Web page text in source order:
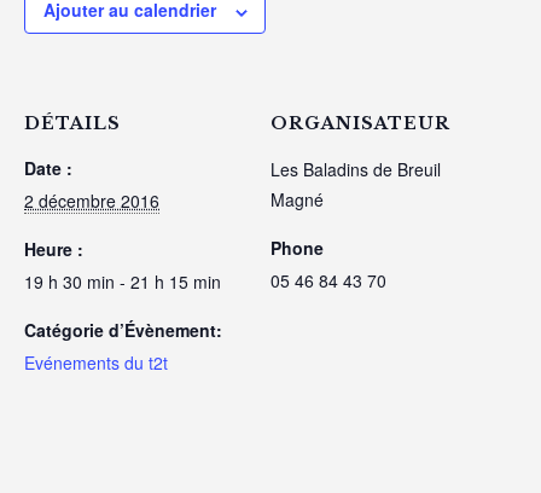
Ajouter au calendrier
DÉTAILS
Date :
2 décembre 2016
Heure :
19 h 30 min - 21 h 15 min
Catégorie d’Évènement:
Evénements du t2t
ORGANISATEUR
Les Baladins de Breuil
Magné
Phone
05 46 84 43 70